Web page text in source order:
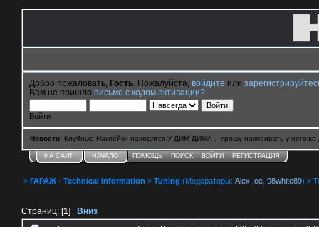
Добро пожаловать, Гость . Пожалуйста, войдите или
Вам не пришло письмо с кодом активации?
Войти
Новости: Клубные Наклейки находятся У ДИМ ДИМА . прошу наклеивать у негоже
НА САЙТ НАЧАЛО ПОМОЩЬ ПОИСК ВОЙТИ РЕГИСТРАЦИЯ
> ГАРАЖ - Technical Information > Tuning (Модераторы: Alex Ice 98white89) >
Страниц: [1] Вниз